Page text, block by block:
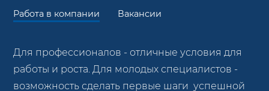
Работа в компании Вакансии
Для профессионалов - отличные условия для
работы и роста. Для молодых специалистов -
возможность сделать первые шаги успешной